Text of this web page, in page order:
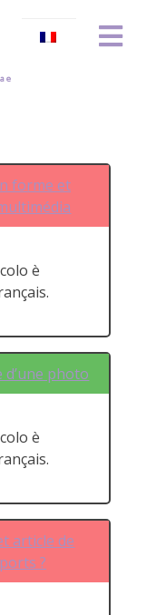
e
forme et
è
d’une photo
è
article de
?